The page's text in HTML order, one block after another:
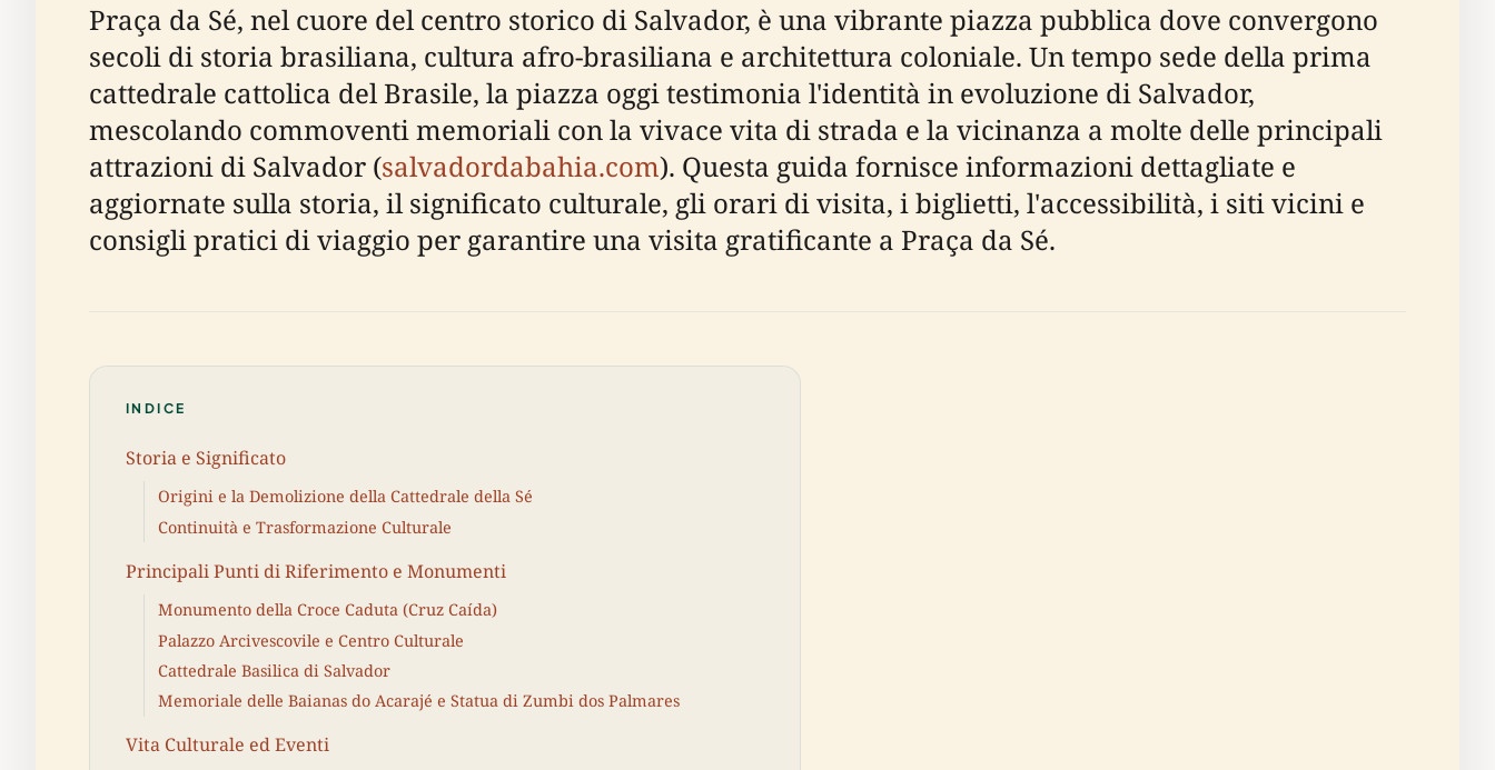
Praça da Sé, nel cuore del centro storico di Salvador, è una vibrante piazza pubblica dove convergono
secoli di storia brasiliana, cultura afro-brasiliana e architettura coloniale. Un tempo sede della prima
cattedrale cattolica del Brasile, la piazza oggi testimonia l'identità in evoluzione di Salvador,
mescolando commoventi memoriali con la vivace vita di strada e la vicinanza a molte delle principali
attrazioni di Salvador (salvadordabahia.com). Questa guida fornisce informazioni dettagliate e
aggiornate sulla storia, il significato culturale, gli orari di visita, i biglietti, l'accessibilità, i siti vicini e
consigli pratici di viaggio per garantire una visita gratificante a Praça da Sé.
INDICE
Storia e Significato
Origini e la Demolizione della Cattedrale della Sé
Continuità e Trasformazione Culturale
Principali Punti di Riferimento e Monumenti
Monumento della Croce Caduta (Cruz Caída)
Palazzo Arcivescovile e Centro Culturale
Cattedrale Basilica di Salvador
Memoriale delle Baianas do Acarajé e Statua di Zumbi dos Palmares
Vita Culturale ed Eventi